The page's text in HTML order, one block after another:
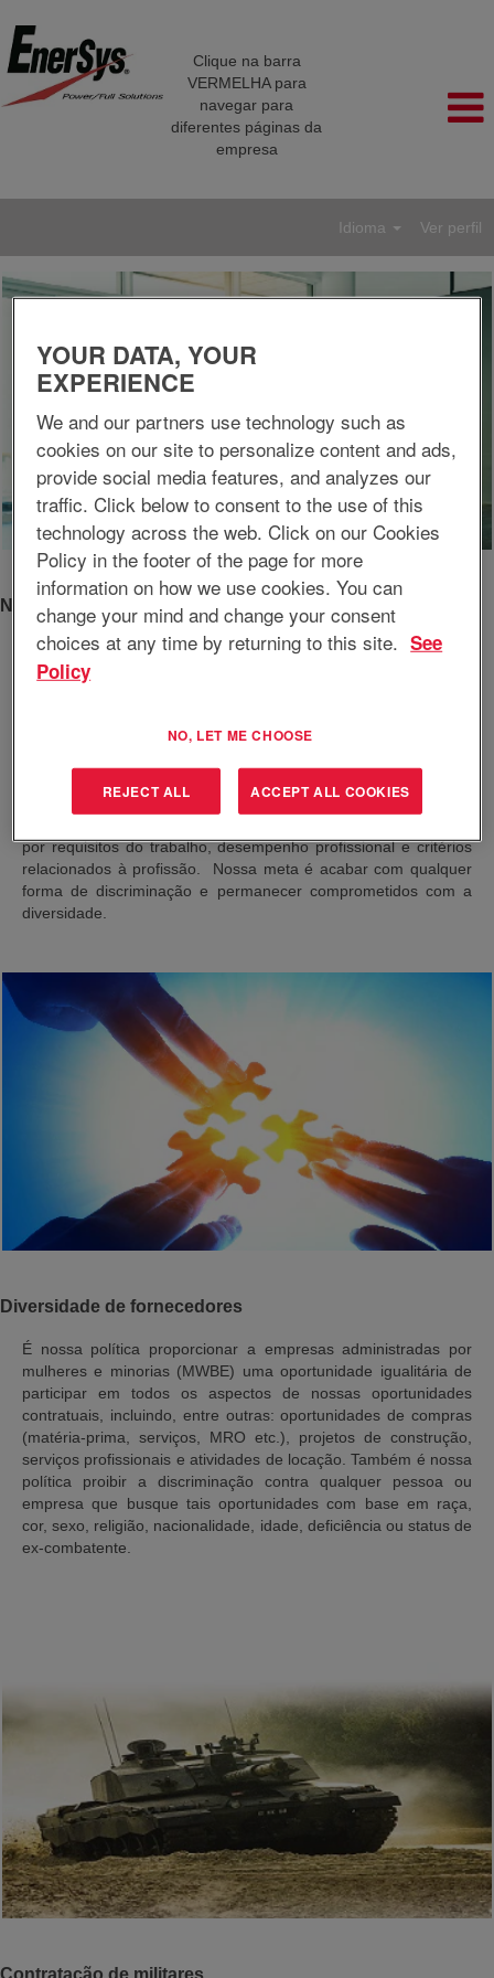
Clique na barra
VERMELHA para
navegar para
diferentes páginas da
empresa
Idioma Ver perfil
Nosso compromisso
A EnerSys tem o compromisso de proporcionar oportunidades
de sexo, raça, cor, religião, nacionalidade, idade, deficiência,
ações afirmativas para nos ajudar a garantir que nossas
por requisitos do trabalho, desempenho profissional e critérios
relacionados à profissão. Nossa meta é acabar com qualquer
forma de discriminação e permanecer comprometidos com a
diversidade.
Diversidade de fornecedores
É nossa política proporcionar a empresas administradas por
mulheres e minorias (MWBE) uma oportunidade igualitária de
participar em todos os aspectos de nossas oportunidades
contratuais, incluindo, entre outras: oportunidades de compras
(matéria-prima, serviços, MRO etc.), projetos de construção,
serviços profissionais e atividades de locação. Também é nossa
política proibir a discriminação contra qualquer pessoa ou
empresa que busque tais oportunidades com base em raça,
cor, sexo, religião, nacionalidade, idade, deficiência ou status de
ex-combatente.
Contratação de militares
YOUR DATA, YOUR
EXPERIENCE
We and our partners use technology such as
cookies on our site to personalize content and ads,
provide social media features, and analyzes our
traffic. Click below to consent to the use of this
technology across the web. Click on our Cookies
Policy in the footer of the page for more
information on how we use cookies. You can
change your mind and change your consent
choices at any time by returning to this site. See
Policy
NO, LET ME CHOOSE
REJECT ALL ACCEPT ALL COOKIES